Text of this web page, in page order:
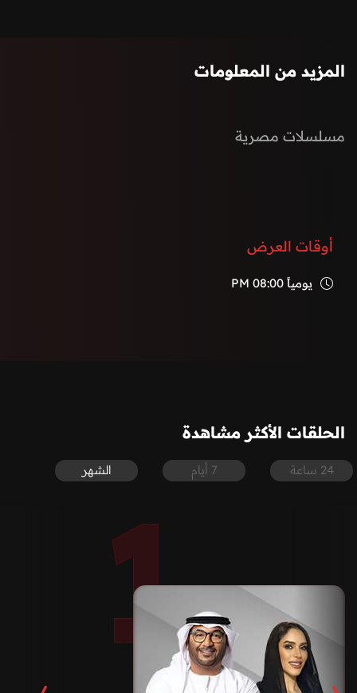
المزيد من المعلومات
مسلسلات مصرية
أوقات العرض
يومياً 08:00 PM
الحلقات الأكثر مشاهدة